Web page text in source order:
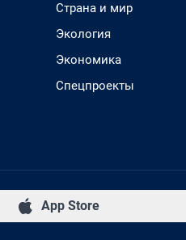
Страна и мир
Экология
Экономика
Спецпроекты
App Store